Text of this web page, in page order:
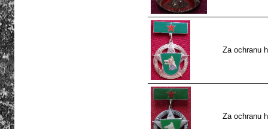
Za ochranu
Za ochranu